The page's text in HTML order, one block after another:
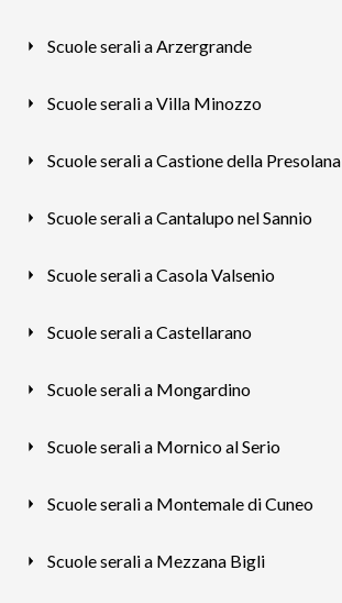
Scuole serali a Arzergrande
Scuole serali a Villa Minozzo
Scuole serali a Castione della Presolana
Scuole serali a Cantalupo nel Sannio
Scuole serali a Casola Valsenio
Scuole serali a Castellarano
Scuole serali a Mongardino
Scuole serali a Mornico al Serio
Scuole serali a Montemale di Cuneo
Scuole serali a Mezzana Bigli